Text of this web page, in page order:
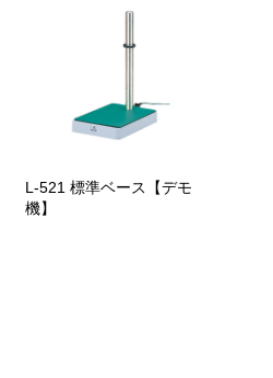
L-521 標準ベース【デモ
機】